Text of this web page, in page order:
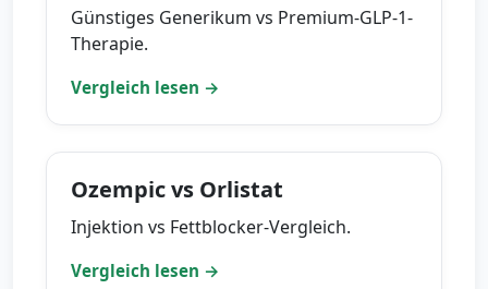
Günstiges Generikum vs Premium-GLP-1-
Therapie.
Vergleich lesen →
Ozempic vs Orlistat
Injektion vs Fettblocker-Vergleich.
Vergleich lesen →